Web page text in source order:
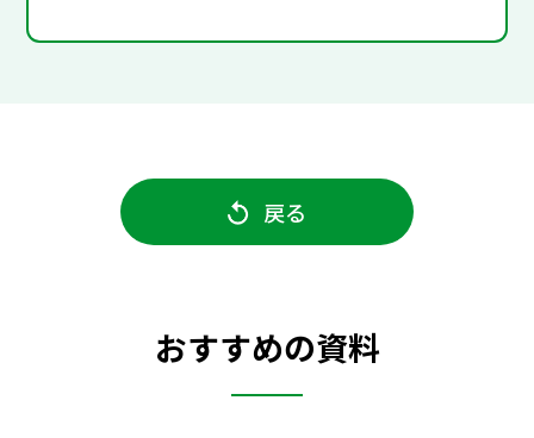
戻る
おすすめの資料